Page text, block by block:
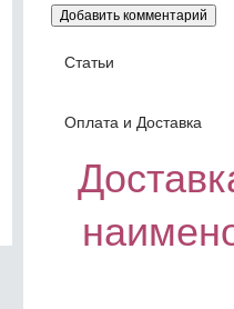
Статьи
Оплата и Доставка